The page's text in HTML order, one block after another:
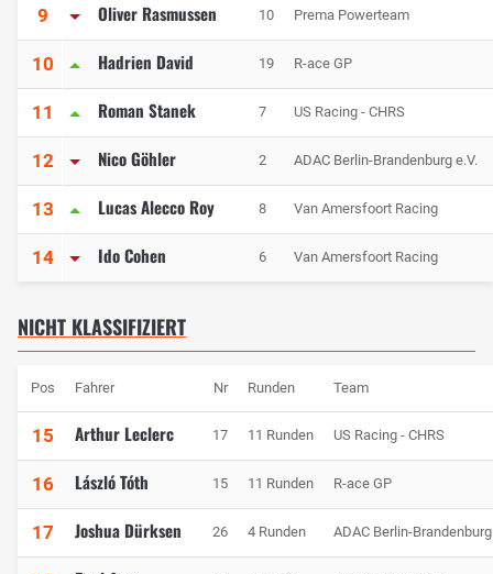
9 Oliver Rasmussen 10 Prema Powerteam
10 Hadrien David 19 R-ace GP
11 Roman Stanek 7 US Racing - CHRS
12 Nico Göhler 2 ADAC Berlin-Brandenburg e.V.
13 Lucas Alecco Roy 8 Van Amersfoort Racing
14 Ido Cohen 6 Van Amersfoort Racing
NICHT KLASSIFIZIERT
Pos Fahrer Nr Runden Team
15 Arthur Leclerc 17 11 Runden US Racing - CHRS
16 László Tóth 15 11 Runden R-ace GP
17 Joshua Dürksen 26 4 Runden ADAC Berlin-Brandenburg